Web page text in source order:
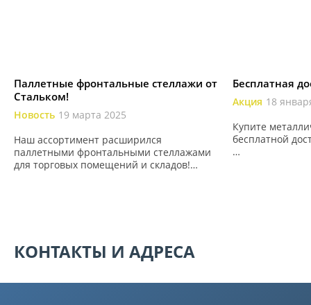
Паллетные фронтальные стеллажи от
Стальком!
Новость 19 марта 2025
Наш ассортимент расширился
паллетными фронтальными стеллажами
для торговых помещений и складов!
Бесплатная
Акция 18
Купите
бесплатной
КОНТАКТЫ И АДРЕСА